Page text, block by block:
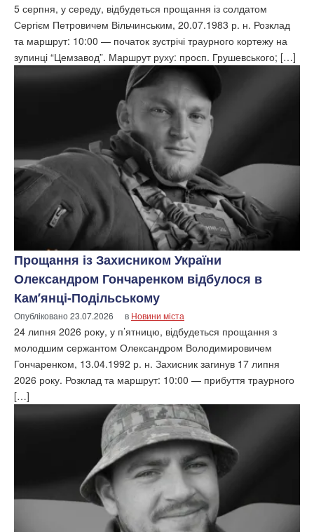
5 серпня, у середу, відбудеться прощання із солдатом
Сергієм Петровичем Вільчинським, 20.07.1983 р. н. Розклад
та маршрут: 10:00 — початок зустрічі траурного кортежу на
зупинці “Цемзавод”. Маршрут руху: просп. Грушевського; […]
Прощання із Захисником України
Олександром Гончаренком відбулося в
Кам’янці-Подільському
Опубліковано23.07.2026 в Новини міста
24 липня 2026 року, у п’ятницю, відбудеться прощання з
молодшим сержантом Олександром Володимировичем
Гончаренком, 13.04.1992 р. н. Захисник загинув 17 липня
2026 року. Розклад та маршрут: 10:00 — прибуття траурного
[…]